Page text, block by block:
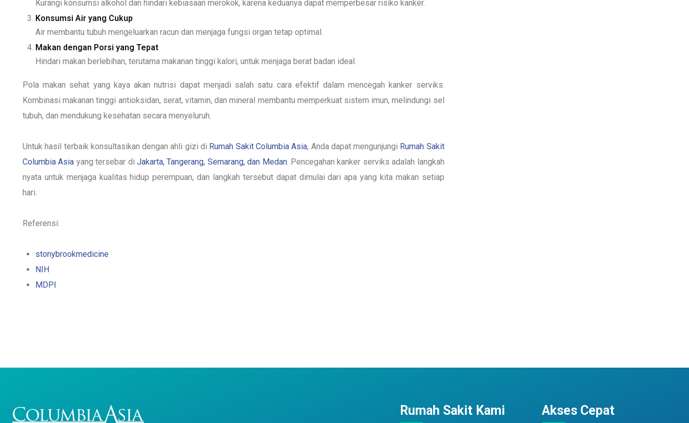
Kurangi konsumsi alkohol dan hindari kebiasaan merokok, karena keduanya dapat memperbesar risiko kanker.
Konsumsi Air yang Cukup
Air membantu tubuh mengeluarkan racun dan menjaga fungsi organ tetap optimal.
Makan dengan Porsi yang Tepat
Hindari makan berlebihan, terutama makanan tinggi kalori, untuk menjaga berat badan ideal.
Pola makan sehat yang kaya akan nutrisi dapat menjadi salah satu cara efektif dalam mencegah kanker serviks.
Kombinasi makanan tinggi antioksidan, serat, vitamin, dan mineral membantu memperkuat sistem imun, melindungi sel
tubuh, dan mendukung kesehatan secara menyeluruh.
Untuk hasil terbaik konsultasikan dengan ahli gizidi Rumah Sakit Columbia Asia, Anda dapat mengunjungi Rumah Sakit
Columbia Asia yang tersebar diJakarta, Tangerang, Semarang, dan Medan. Pencegahan kanker serviks adalah langkah
nyata untuk menjaga kualitas hidup perempuan, dan langkah tersebut dapat dimulai dari apa yang kita makan setiap
hari.
Referensi:
stonybrookmedicine
NIH
MDPI
Rumah Sakit Kami Akses Cepat